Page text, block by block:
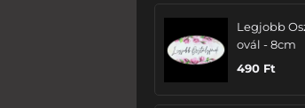
Legjobb
ovál - 8cm
490 Ft